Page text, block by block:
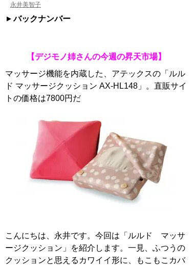
永井美智子
バックナンバー
【デジモノ姉さんの今週の昇天市場】
マッサージ機能を内蔵した、アテックスの「ルル
ド マッサージクッション AX-HL148」。直販サイ
トの価格は7800円だ
こんにちは、永井です。今回は「ルルド マッサ
ージクッション」を紹介します。一見、ふつうの
クッションと思えるカワイイ形に、もこもこカバ